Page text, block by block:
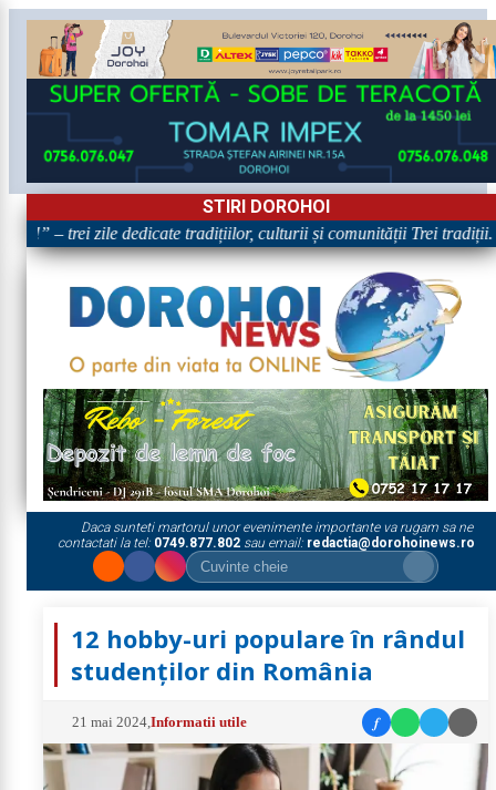
STIRI DOROHOI
– trei zile dedicate tradițiilor, culturii și comunității Trei tradiții.
Daca sunteti martorul unor evenimente importante va rugam sa ne
contactati la tel: 0749.877.802sau email: redactia@dorohoinews.ro
12 hobby-uri populare în rândul
studenților din România
21 mai 2024 ,Informatii utile f